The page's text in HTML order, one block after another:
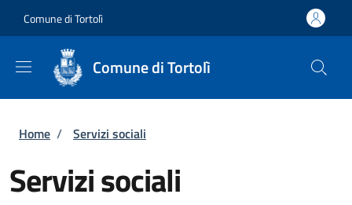
Comune di Tortolì
Comune di Tortolì
Briciole di pane
Home / Servizi sociali
Servizi sociali